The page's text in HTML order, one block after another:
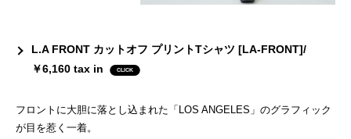
L.A FRONT カットオフ プリントTシャツ [LA-FRONT]/
￥6,160 tax in
フロントに大胆に落とし込まれた「LOS ANGELES」のグラフィック
が目を惹く一着。